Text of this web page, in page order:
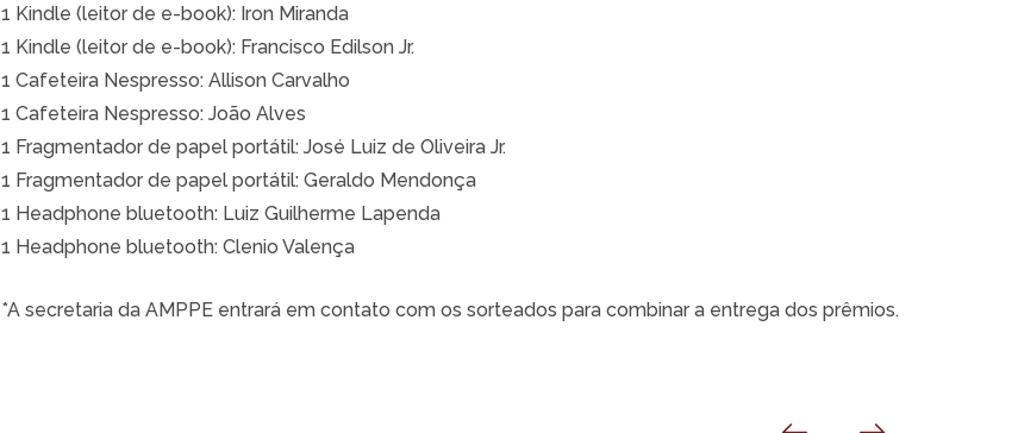
1 Kindle (leitor de e-book): Iron Miranda
1 Kindle (leitor de e-book): Francisco Edilson Jr.
1 Cafeteira Nespresso: Allison Carvalho
1 Cafeteira Nespresso: João Alves
1 Fragmentador de papel portátil: José Luiz de Oliveira Jr.
1 Fragmentador de papel portátil: Geraldo Mendonça
1 Headphone bluetooth: Luiz Guilherme Lapenda
1 Headphone bluetooth: Clenio Valença
*A secretaria da AMPPE entrará em contato com os sorteados para combinar a entrega dos prêmios.